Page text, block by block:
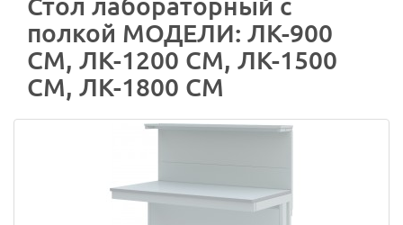
Стол лабораторный с
полкой МОДЕЛИ: ЛК-900
СМ, ЛК-1200 СМ, ЛК-1500
СМ, ЛК-1800 СМ